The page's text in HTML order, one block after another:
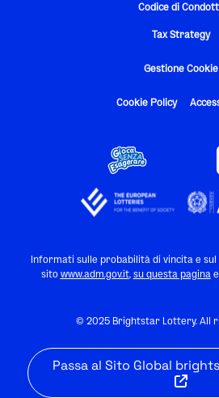
Codice di
Tax Strategy
Gestione Cookie
Cookie Policy
Informati sulle probabilità di vincita e
sito www.adm.gov.it, su questa pagina
© 2025 Brightstar Lottery. All
Passa al Sito Global